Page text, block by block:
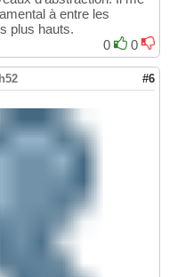
à entre les
plus hauts.
0
0
#6